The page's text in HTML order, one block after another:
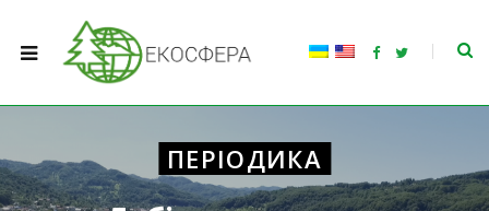
F
b
T
t
ПЕРІОДИКА